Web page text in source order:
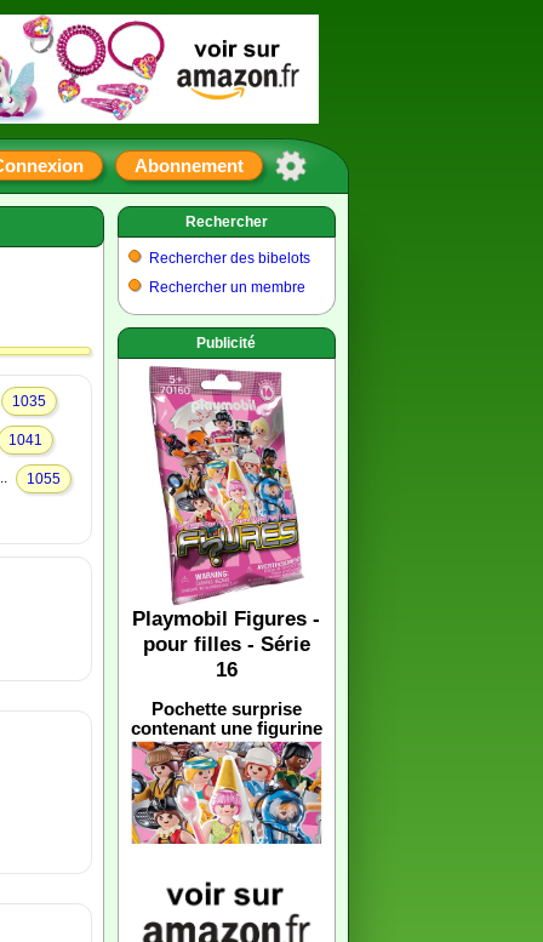
Abonnement
1035
1041
1055
Rechercher
Rechercher des bibelots
Rechercher un membre
Publicité
Playmobil Figures -
pour filles - Série
16
Pochette surprise
contenant une figurine